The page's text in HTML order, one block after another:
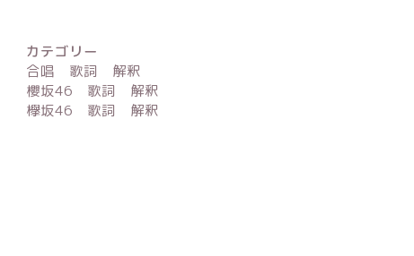
カテゴリー
合唱 歌詞 解釈
櫻坂46 歌詞 解釈
欅坂46 歌詞 解釈